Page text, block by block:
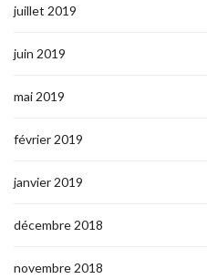
juillet 2019
juin 2019
mai 2019
février 2019
janvier 2019
décembre 2018
novembre 2018